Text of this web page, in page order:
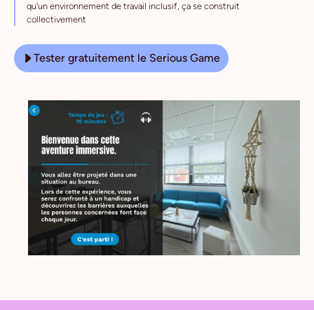
qu'un environnement de travail inclusif, ça se construit
collectivement
Tester gratuitement le Serious Game